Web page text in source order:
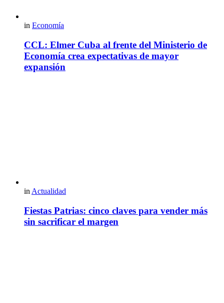
in Economía
CCL: Elmer Cuba al frente del Ministerio de
Economía crea expectativas de mayor
expansión
in Actualidad
Fiestas Patrias: cinco claves para vender más
sin sacrificar el margen